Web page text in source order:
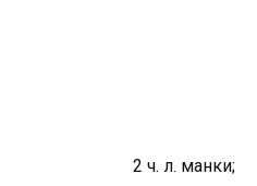
2 ч. л. манки;